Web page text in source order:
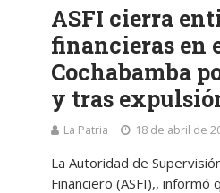
ASFI cierra
financieras en
Cochabamba
y tras
La Patria 18 de abril de
La Autoridad de
Financiero (ASFI),, informó